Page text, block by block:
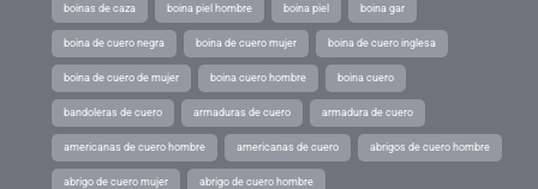
boinas de caza boina piel hombre boina piel boina gar
boina de cuero negra boina de cuero mujer boina de cuero inglesa
boina de cuero de mujer boina cuero hombre boina cuero
bandoleras de cuero armaduras de cuero armadura de cuero
americanas de cuero hombre americanas de cuero abrigos de cuero hombre
abrigo de cuero mujer abrigo de cuero hombre